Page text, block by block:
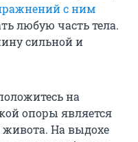
с ним
любую часть тела.
сильной и
на
опоры является
живота. На выдохе